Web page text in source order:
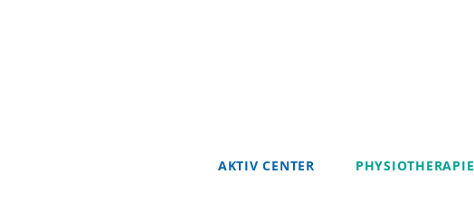
AKTIV CENTER PHYSIOTHERAPIE